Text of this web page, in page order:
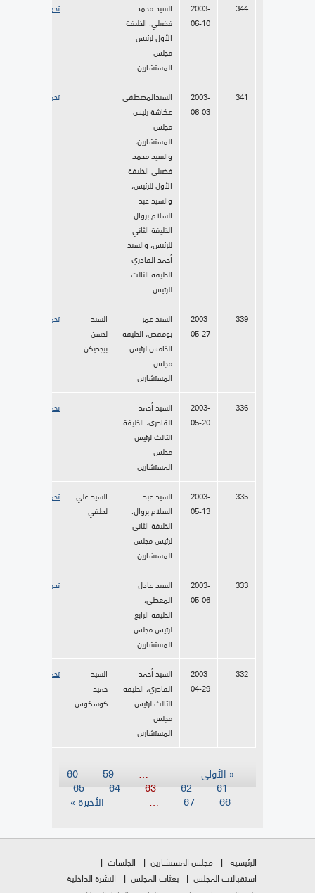
344
2003-
06-10
السيد محمد
فضيلي، الخليفة
الأول لرئيس
مجلس
المستشارين
تحميل
341
2003-
06-03
السيدالمصطفى
عكاشة رئيس
مجلس
المستشارين،
والسيد محمد
فضيلي الخليفة
الأول للرئيس،
والسيد عبد
السلام بروال
الخليفة الثاني
للرئيس، والسيد
أحمد القادري
الخليفة الثالث
للرئيس
تحميل
339
2003-
05-27
السيد عمر
بومقص، الخليفة
الخامس لرئيس
مجلس
المستشارين
السيد
لحسن
بيجديكن
تحميل
336
2003-
05-20
السيد أحمد
القادري، الخليفة
الثالث لرئيس
مجلس
المستشارين
تحميل
335
2003-
05-13
السيد عبد
السلام بروال،
الخليفة الثاني
لرئيس مجلس
المستشارين
السيد علي
لطفي
تحميل
333
2003-
05-06
السيد عادل
المعطي،
الخليفة الرابع
لرئيس مجلس
المستشارين
تحميل
332
2003-
04-29
السيد أحمد
القادري، الخليفة
الثالث لرئيس
مجلس
المستشارين
السيد
حميد
كوسكوس
تحميل
الصفحات
« الأولى …
59
60
61
62
63
64
65
66
67
… الأخيرة »
الرئيسية مجلس المستشارين
الجلسات
استقبالات المجلس
بعثات المجلس
النشرة الداخلية